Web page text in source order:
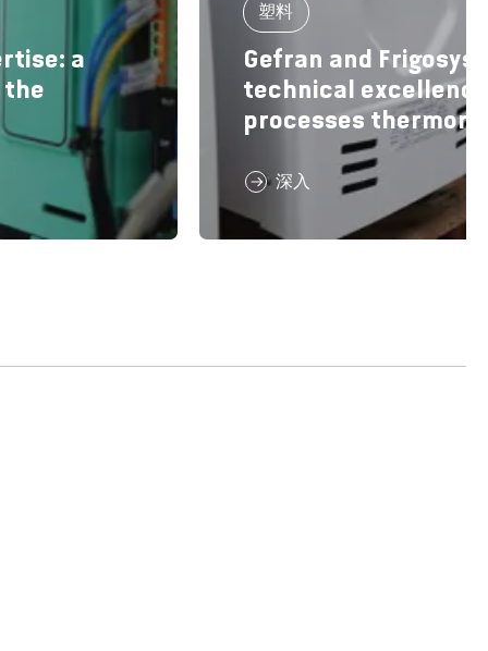
a
塑料
Gefran and
technical
processes
深入